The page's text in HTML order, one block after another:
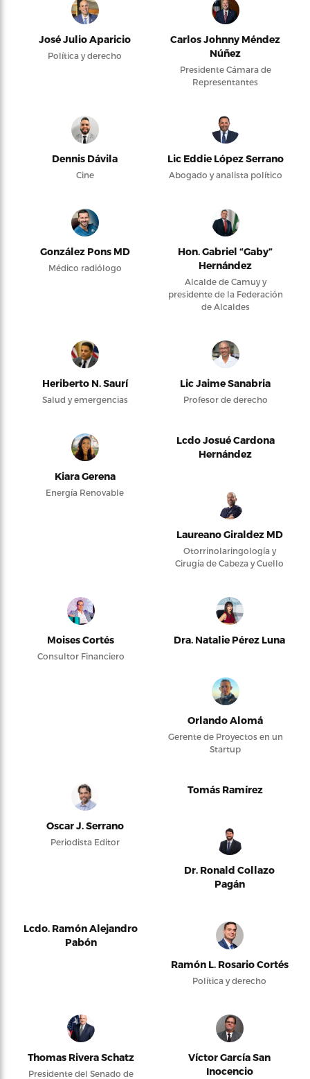
José Julio Aparicio
Política y derecho
Carlos Johnny Méndez
Núñez
Presidente Cámara de
Representantes
Dennis Dávila
Cine
Lic Eddie López Serrano
Abogado y analista político
González Pons MD
Médico radiólogo
Hon. Gabriel “Gaby”
Hernández
Alcalde de Camuy y
presidente de la Federación
de Alcaldes
Heriberto N. Saurí
Salud y emergencias
Lic Jaime Sanabria
Profesor de derecho
Kiara Gerena
Energía Renovable
Lcdo Josué Cardona
Hernández
Laureano Giraldez MD
Otorrinolaringología y
Cirugía de Cabeza y Cuello
Moises Cortés
Consultor Financiero
Dra. Natalie Pérez Luna
Orlando Alomá
Gerente de Proyectos en un
Startup
Oscar J. Serrano
Periodista Editor
Tomás Ramírez
Dr. Ronald Collazo
Pagán
Lcdo. Ramón Alejandro
Pabón
Ramón L. Rosario Cortés
Política y derecho
Thomas Rivera Schatz
Presidente del Senado de
Víctor García San
Inocencio